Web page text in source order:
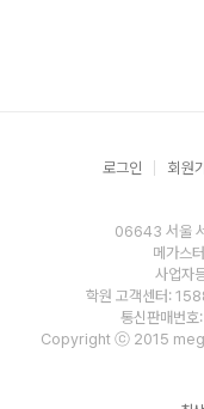
로그인 회원
06643 서울
메가스
사업자
학원 고객센터:
통신판매번
Copyright ⓒ 2015